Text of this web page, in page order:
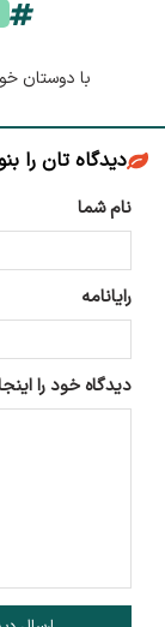
با دوستان
دیدگاه تان را
نام شما
رایانامه
دیدگاه خود را